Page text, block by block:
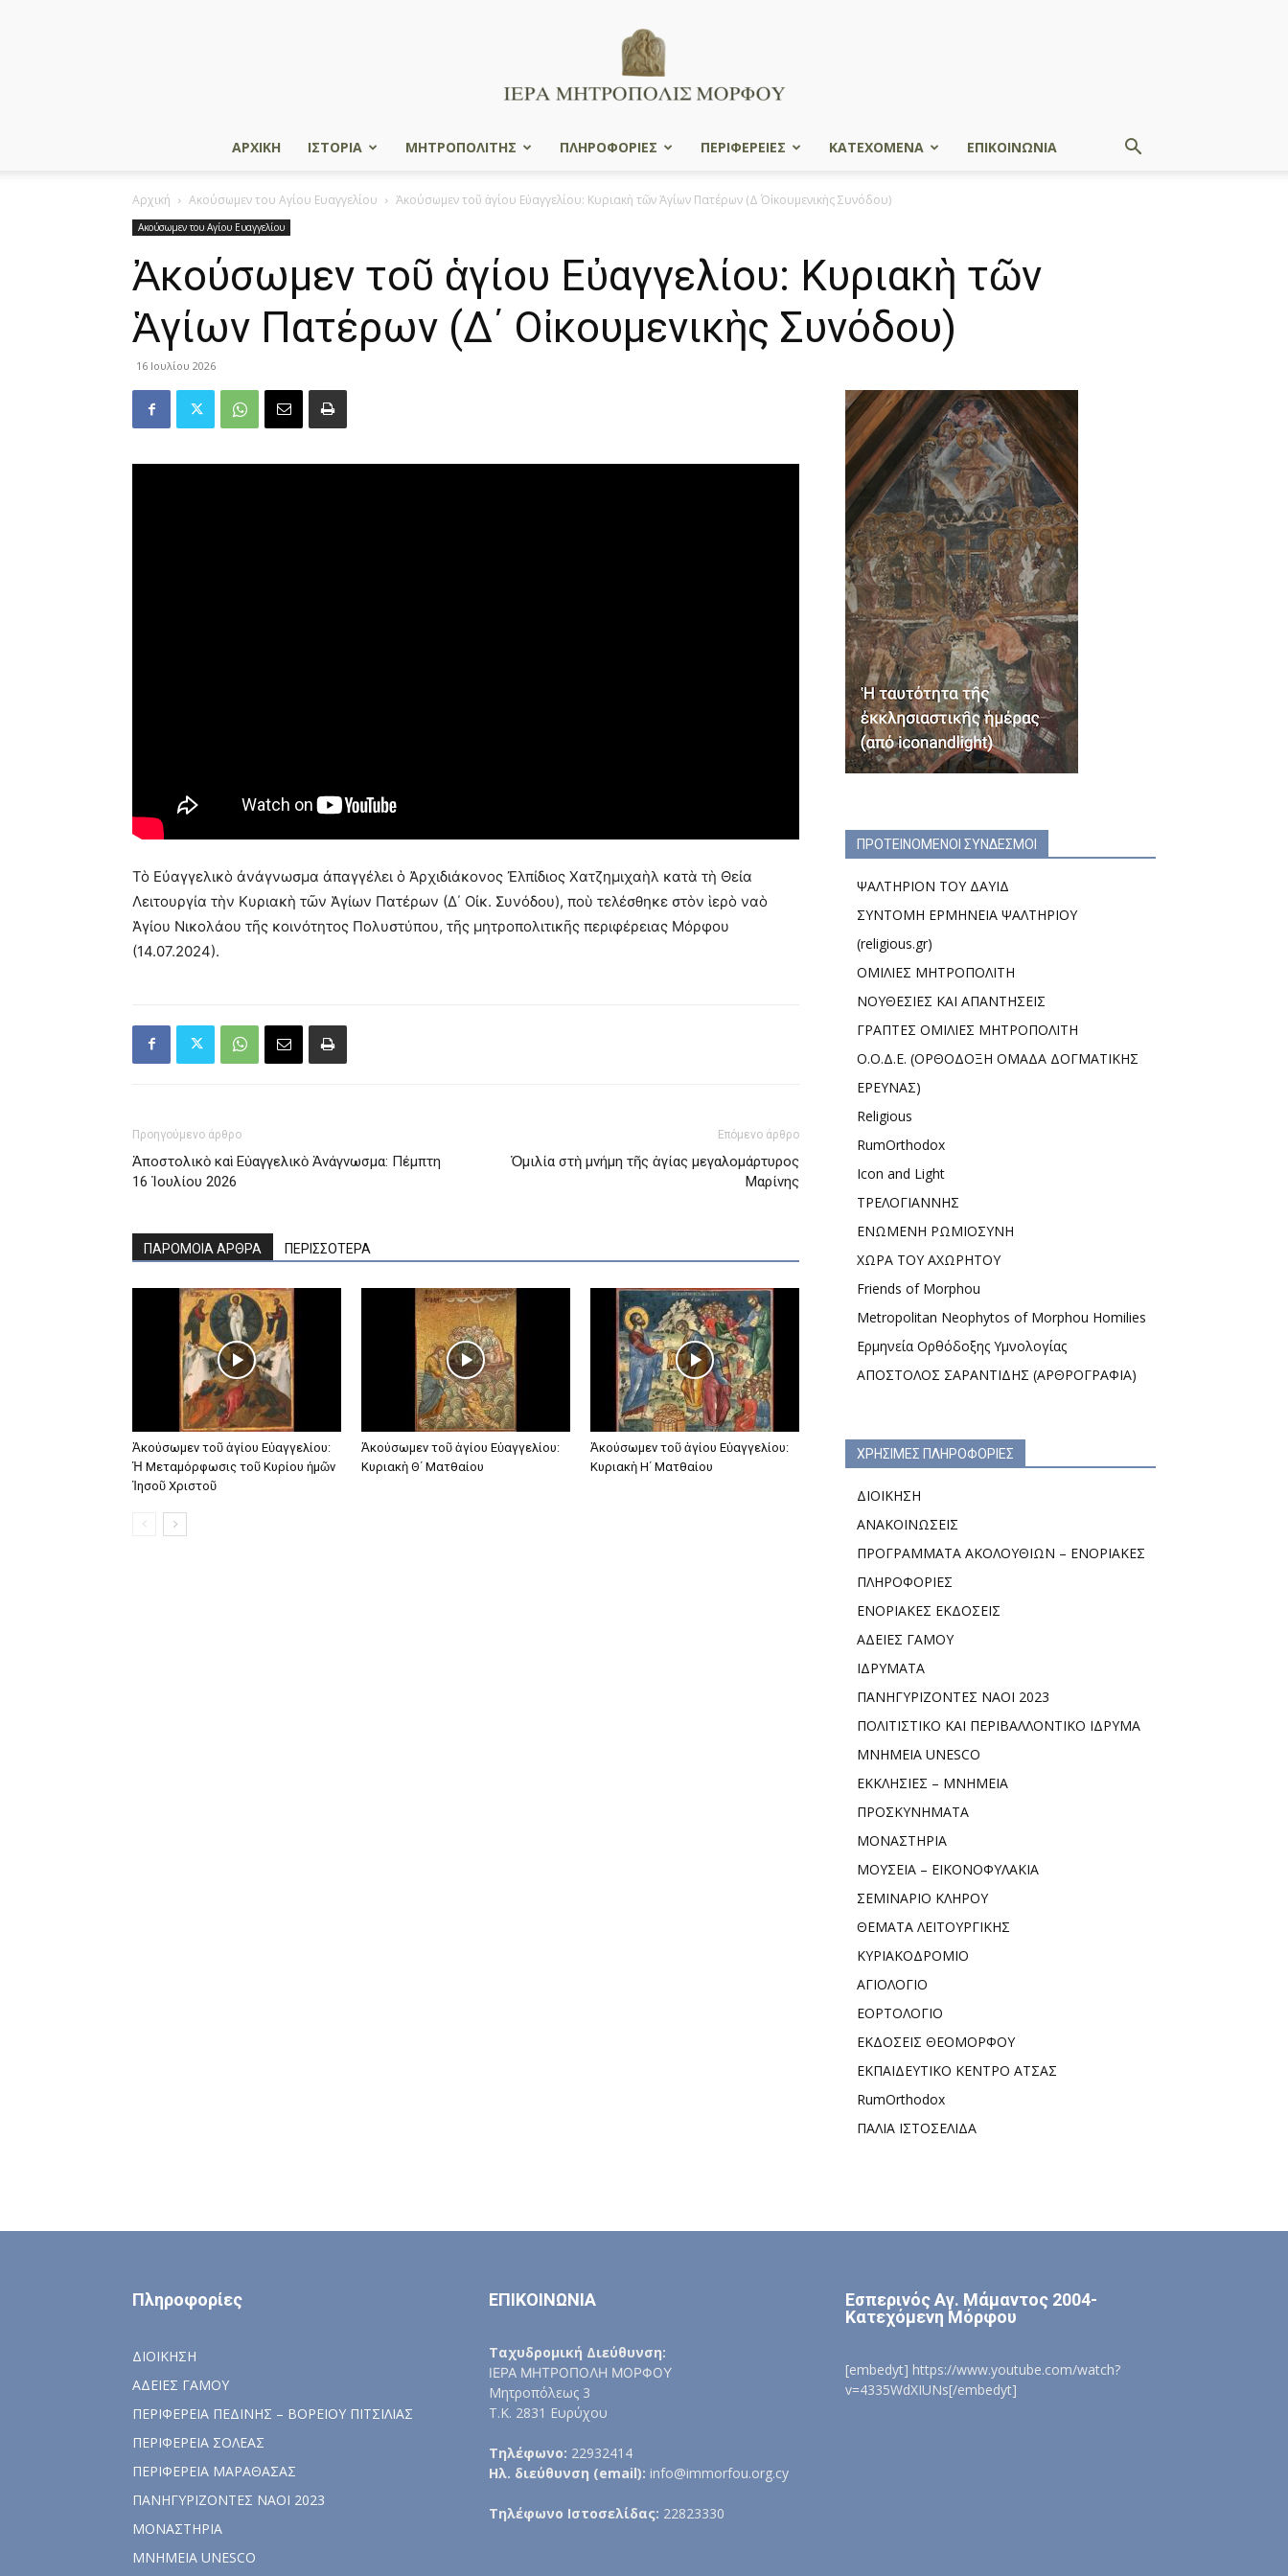
Μητρόπολις
ΑΡΧΙΚΗ ΙΣΤΟΡΙΑ ΜΗΤΡΟΠΟΛΙΤΗΣ ΠΛΗΡΟΦΟΡΙΕΣ ΠΕΡΙΦΕΡΕΙΕΣ ΚΑΤΕΧΟΜΕΝΑ ΕΠΙΚΟΙΝΩΝΙΑ
Αρχική Ακούσωμεν του Αγίου Ευαγγελίου Ἀκούσωμεν τοῦ ἁγίου Εὐαγγελίου: Κυριακὴ τῶν Ἁγίων Πατέρων (Δ΄ Οἰκουμενικὴς Συνόδου)
Ακούσωμεν του Αγίου Ευαγγελίου
Ἀκούσωμεν τοῦ ἁγίου Εὐαγγελίου: Κυριακὴ τῶν
Ἁγίων Πατέρων (Δ΄ Οἰκουμενικὴς Συνόδου)
16 Ιουλίου 2026
Τὸ Εὐαγγελικὸ ἀνάγνωσμα ἀπαγγέλει ὁ Ἀρχιδιάκονος Ἐλπίδιος Χατζημιχαὴλ κατὰ τὴ Θεία
Λειτουργία τὴν Κυριακὴ τῶν Ἁγίων Πατέρων (Δ΄ Οἰκ. Συνόδου), ποὺ τελέσθηκε στὸν ἱερὸ ναὸ
Ἁγίου Νικολάου τῆς κοινότητος Πολυστύπου, τῆς μητροπολιτικῆς περιφέρειας Μόρφου
(14.07.2024).
Προηγούμενο άρθρο
Ἀποστολικὸ καὶ Εὐαγγελικὸ Ἀνάγνωσμα: Πέμπτη
16 Ἰουλίου 2026
Επόμενο άρθρο
Ὁμιλία στὴ μνήμη τῆς ἁγίας μεγαλομάρτυρος
Μαρίνης
ΠΑΡΟΜΟΙΑ ΑΡΘΡΑ ΠΕΡΙΣΣΟΤΕΡΑ
Ἀκούσωμεν τοῦ ἁγίου Εὐαγγελίου:
Ἡ Μεταμόρφωσις τοῦ Κυρίου ἡμῶν
Ἰησοῦ Χριστοῦ
Ἀκούσωμεν τοῦ ἁγίου Εὐαγγελίου:
Κυριακὴ Θ΄ Ματθαίου
Ἀκούσωμεν τοῦ ἁγίου Εὐαγγελίου:
Κυριακὴ Η΄ Ματθαίου
ΠΡΟΤΕΙΝΟΜΕΝΟΙ ΣΥΝΔΕΣΜΟΙ
ΨΑΛΤΗΡΙΟΝ ΤΟΥ ΔΑΥΙΔ
ΣΥΝΤΟΜΗ ΕΡΜΗΝΕΙΑ ΨΑΛΤΗΡΙΟΥ
(religious.gr)
ΟΜΙΛΙΕΣ ΜΗΤΡΟΠΟΛΙΤΗ
ΝΟΥΘΕΣΙΕΣ ΚΑΙ ΑΠΑΝΤΗΣΕΙΣ
ΓΡΑΠΤΕΣ ΟΜΙΛΙΕΣ ΜΗΤΡΟΠΟΛΙΤΗ
Ο.Ο.Δ.Ε. (ΟΡΘΟΔΟΞΗ ΟΜΑΔΑ ΔΟΓΜΑΤΙΚΗΣ
ΕΡΕΥΝΑΣ)
Religious
RumOrthodox
Icon and Light
ΤΡΕΛΟΓΙΑΝΝΗΣ
ΕΝΩΜΕΝΗ ΡΩΜΙΟΣΥΝΗ
ΧΩΡΑ ΤΟΥ ΑΧΩΡΗΤΟΥ
Friends of Morphou
Metropolitan Neophytos of Morphou Homilies
Ερμηνεία Ορθόδοξης Υμνολογίας
ΑΠΟΣΤΟΛΟΣ ΣΑΡΑΝΤΙΔΗΣ (ΑΡΘΡΟΓΡΑΦΙΑ)
ΧΡΗΣΙΜΕΣ ΠΛΗΡΟΦΟΡΙΕΣ
ΔΙΟΙΚΗΣΗ
ΑΝΑΚΟΙΝΩΣΕΙΣ
ΠΡΟΓΡΑΜΜΑΤΑ ΑΚΟΛΟΥΘΙΩΝ – ΕΝΟΡΙΑΚΕΣ
ΠΛΗΡΟΦΟΡΙΕΣ
ΕΝΟΡΙΑΚΕΣ ΕΚΔΟΣΕΙΣ
ΑΔΕΙΕΣ ΓΑΜΟΥ
ΙΔΡΥΜΑΤΑ
ΠΑΝΗΓΥΡΙΖΟΝΤΕΣ ΝΑΟΙ 2023
ΠΟΛΙΤΙΣΤΙΚΟ ΚΑΙ ΠΕΡΙΒΑΛΛΟΝΤΙΚΟ ΙΔΡΥΜΑ
ΜΝΗΜΕΙΑ UNESCO
ΕΚΚΛΗΣΙΕΣ – ΜΝΗΜΕΙΑ
ΠΡΟΣΚΥΝΗΜΑΤΑ
ΜΟΝΑΣΤΗΡΙΑ
ΜΟΥΣΕΙΑ – ΕΙΚΟΝΟΦΥΛΑΚΙΑ
ΣΕΜΙΝΑΡΙΟ ΚΛΗΡΟΥ
ΘΕΜΑΤΑ ΛΕΙΤΟΥΡΓΙΚΗΣ
ΚΥΡΙΑΚΟΔΡΟΜΙΟ
ΑΓΙΟΛΟΓΙΟ
ΕΟΡΤΟΛΟΓΙΟ
ΕΚΔΟΣΕΙΣ ΘΕΟΜΟΡΦΟΥ
ΕΚΠΑΙΔΕΥΤΙΚΟ ΚΕΝΤΡΟ ΑΤΣΑΣ
RumOrthodox
ΠΑΛΙΑ ΙΣΤΟΣΕΛΙΔΑ
Πληροφορίες
ΔΙΟΙΚΗΣΗ
ΑΔΕΙΕΣ ΓΑΜΟΥ
ΠΕΡΙΦΕΡΕΙΑ ΠΕΔΙΝΗΣ – ΒΟΡΕΙΟΥ ΠΙΤΣΙΛΙΑΣ
ΠΕΡΙΦΕΡΕΙΑ ΣΟΛΕΑΣ
ΠΕΡΙΦΕΡΕΙΑ ΜΑΡΑΘΑΣΑΣ
ΠΑΝΗΓΥΡΙΖΟΝΤΕΣ ΝΑΟΙ 2023
ΜΟΝΑΣΤΗΡΙΑ
ΜΝΗΜΕΙΑ UNESCO
ΕΠΙΚΟΙΝΩΝΙΑ
Ταχυδρομική Διεύθυνση:
ΙΕΡΑ ΜΗΤΡΟΠΟΛΗ ΜΟΡΦΟΥ
Μητροπόλεως 3
Τ.Κ. 2831 Ευρύχου
Τηλέφωνο: 22932414
Ηλ. διεύθυνση (email): info@immorfou.org.cy
Τηλέφωνο Ιστοσελίδας: 22823330
Εσπερινός Αγ. Μάμαντος 2004-
Κατεχόμενη Μόρφου
[embedyt] https://www.youtube.com/watch?
v=4335WdXIUNs[/embedyt]